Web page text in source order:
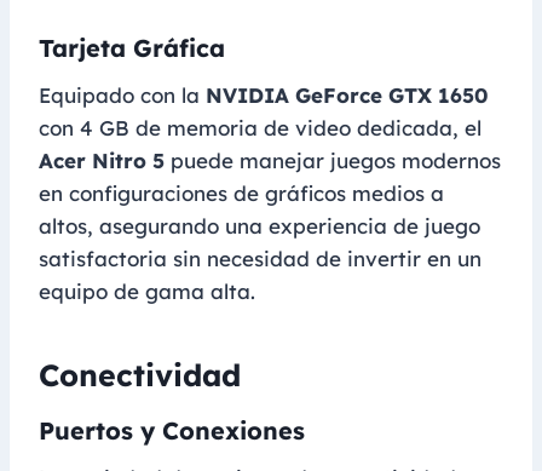
Tarjeta Gráfica
Equipado con la NVIDIA GeForce GTX 1650
con 4 GB de memoria de video dedicada, el
Acer Nitro 5 puede manejar juegos modernos
en configuraciones de gráficos medios a
altos, asegurando una experiencia de juego
satisfactoria sin necesidad de invertir en un
equipo de gama alta.
Conectividad
Puertos y Conexiones